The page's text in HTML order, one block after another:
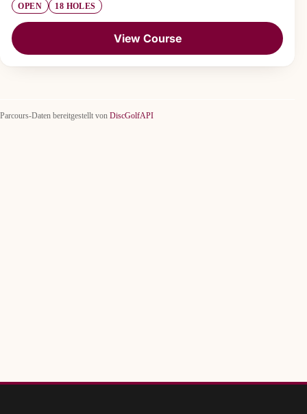
OPEN 18 HOLES
View Course
Parcours-Daten bereitgestellt von DiscGolfAPI